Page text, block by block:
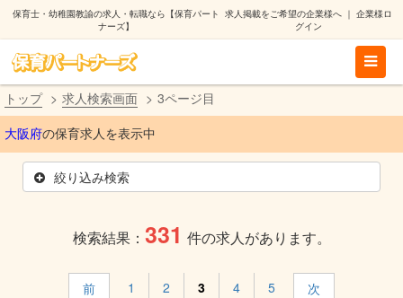
保育士・幼稚園教諭の求人・転職なら【保育パート
ナーズ】
求人掲載をご希望の企業様へ｜ 企業様ロ
グイン
トップ 求人検索画面 3ページ目
大阪府の保育求人を表示中
絞り込み検索
検索結果： 331 件の求人があります。
前 1 2 3 4 5 次